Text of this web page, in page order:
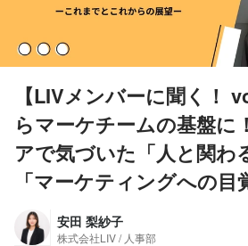
【LIVメンバーに聞く！
らマーケチームの基盤に
アで気づいた「人と関わ
「マーケティングへの目
安田 梨紗子
株式会社LIV / 人事部